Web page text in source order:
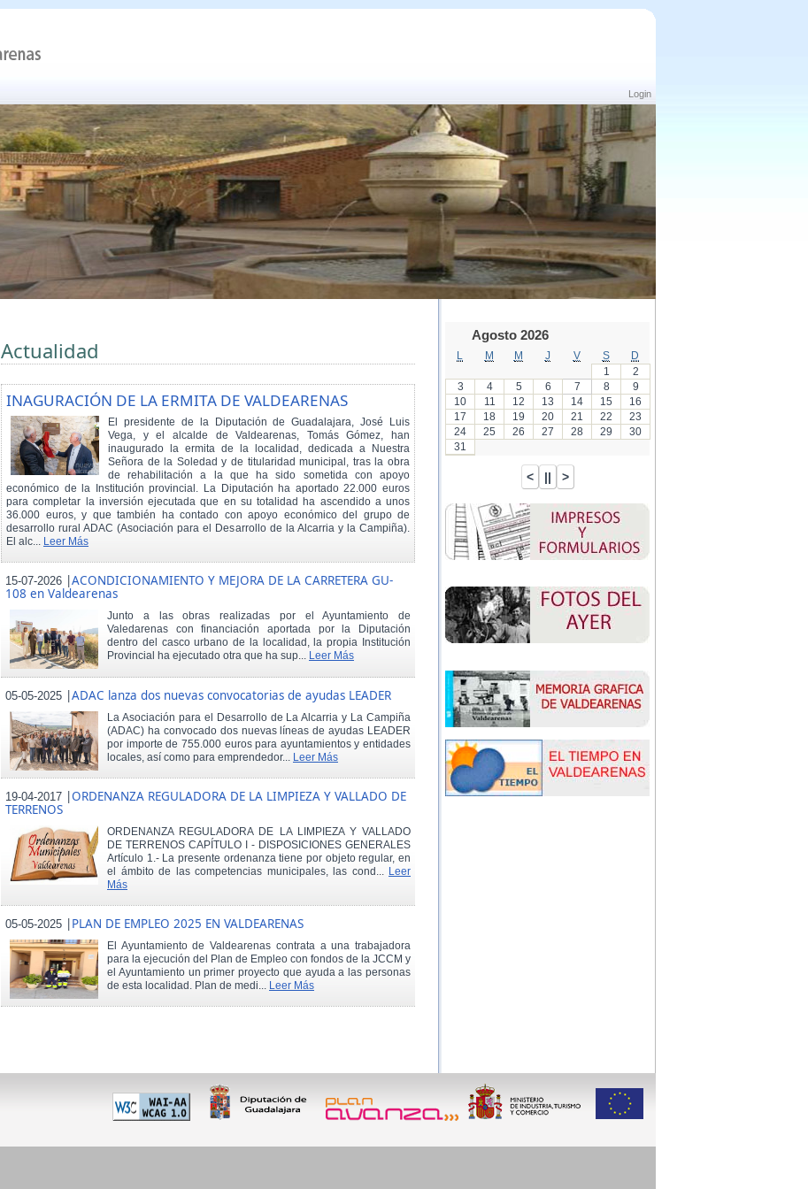
Login
Actualidad
INAGURACIÓN DE LA ERMITA DE VALDEARENAS
El presidente de la Diputación de Guadalajara, José Luis
Vega, y el alcalde de Valdearenas, Tomás Gómez, han
inaugurado la ermita de la localidad, dedicada a Nuestra
Señora de la Soledad y de titularidad municipal, tras la obra
de rehabilitación a la que ha sido sometida con apoyo
económico de la Institución provincial. La Diputación ha aportado 22.000 euros
para completar la inversión ejecutada que en su totalidad ha ascendido a unos
36.000 euros, y que también ha contado con apoyo económico del grupo de
desarrollo rural ADAC (Asociación para el Desarrollo de la Alcarria y la Campiña).
El alc... Leer Más
15-07-2026 |ACONDICIONAMIENTO Y MEJORA DE LA CARRETERA GU-
108 en Valdearenas
Junto a las obras realizadas por el Ayuntamiento de
Valedarenas con financiación aportada por la Diputación
dentro del casco urbano de la localidad, la propia Institución
Provincial ha ejecutado otra que ha sup... Leer Más
05-05-2025 |ADAC lanza dos nuevas convocatorias de ayudas LEADER
La Asociación para el Desarrollo de La Alcarria y La Campiña
(ADAC) ha convocado dos nuevas líneas de ayudas LEADER
por importe de 755.000 euros para ayuntamientos y entidades
locales, así como para emprendedor... Leer Más
19-04-2017 |ORDENANZA REGULADORA DE LA LIMPIEZA Y VALLADO DE
TERRENOS
ORDENANZA REGULADORA DE LA LIMPIEZA Y VALLADO
DE TERRENOS CAPÍTULO I - DISPOSICIONES GENERALES
Artículo 1.- La presente ordenanza tiene por objeto regular, en
el ámbito de las competencias municipales, las cond... Leer
Más
05-05-2025 |PLAN DE EMPLEO 2025 EN VALDEARENAS
El Ayuntamiento de Valdearenas contrata a una trabajadora
para la ejecución del Plan de Empleo con fondos de la JCCM y
el Ayuntamiento un primer proyecto que ayuda a las personas
de esta localidad. Plan de medi... Leer Más
Agosto 2026
M M J V S
D
1
2
3
4 5 6 7 8
9
10
11 12 13 14 15
16
17
18 19 20 21 22
23
24
25 26 27 28 29
30
31